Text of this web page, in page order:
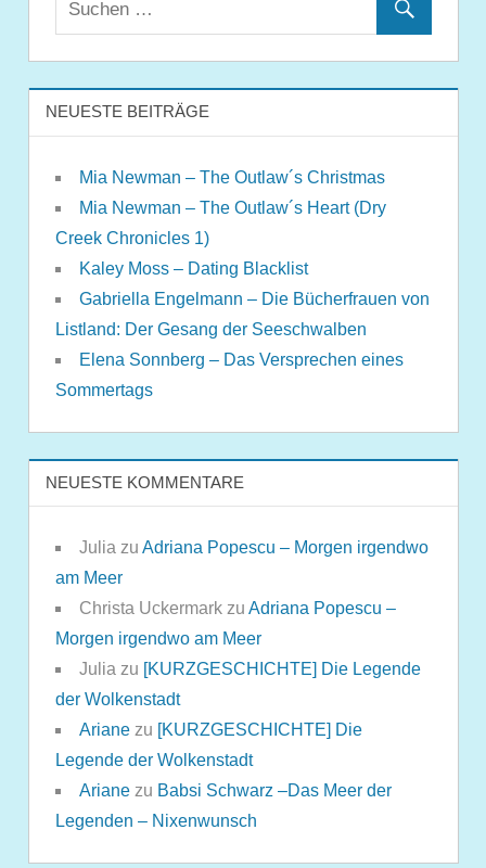
NEUESTE BEITRÄGE
Mia Newman – The Outlaw´s Christmas
Mia Newman – The Outlaw´s Heart (Dry
Creek Chronicles 1)
Kaley Moss – Dating Blacklist
Gabriella Engelmann – Die Bücherfrauen von
Listland: Der Gesang der Seeschwalben
Elena Sonnberg – Das Versprechen eines
Sommertags
NEUESTE KOMMENTARE
Julia zu Adriana Popescu – Morgen irgendwo
am Meer
Christa Uckermarkzu Adriana Popescu –
Morgen irgendwo am Meer
Julia zu [KURZGESCHICHTE] Die Legende
der Wolkenstadt
Arianezu [KURZGESCHICHTE] Die
Legende der Wolkenstadt
Arianezu Babsi Schwarz –Das Meer der
Legenden – Nixenwunsch